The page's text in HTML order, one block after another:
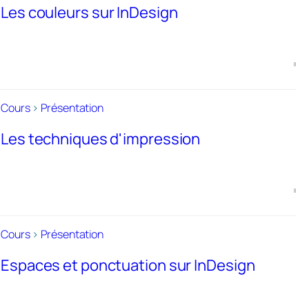
Les couleurs sur InDesign
Cours > Présentation
Les techniques d'impression
Cours > Présentation
Espaces et ponctuation sur InDesign